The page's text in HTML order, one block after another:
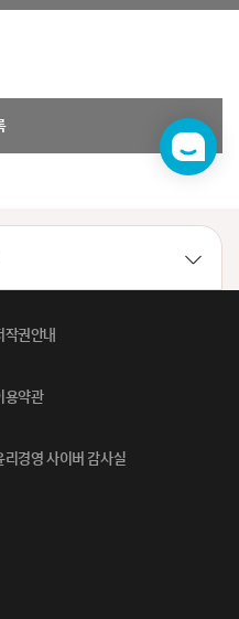
챗
봇
작권안내
용약관
리경영 사이버 감사실